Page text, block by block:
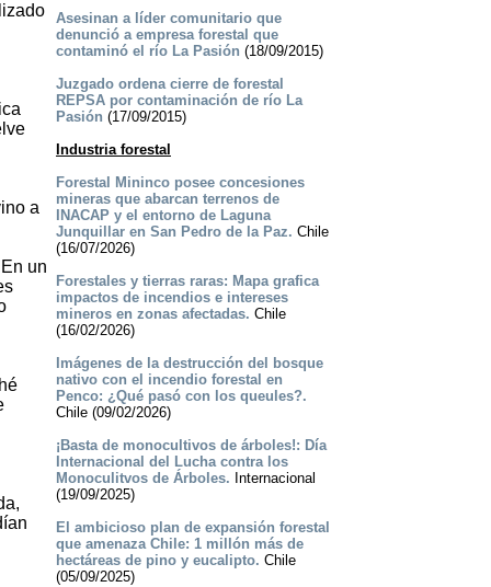
a
un
Asesinan a líder comunitario que
denunció a empresa forestal que
contaminó el río La Pasión (18/09/2015)
Juzgado ordena cierre de forestal
REPSA por contaminación de río La
Pasión (17/09/2015)
Industria forestal
Forestal Mininco posee concesiones
mineras que abarcan terrenos de
INACAP y el entorno de Laguna
Junquillar en San Pedro de la Paz. Chile
(16/07/2026)
Forestales y tierras raras: Mapa grafica
impactos de incendios e intereses
mineros en zonas afectadas. Chile
(16/02/2026)
Imágenes de la destrucción del bosque
nativo con el incendio forestal en
Penco: ¿Qué pasó con los queules?.
Chile (09/02/2026)
¡Basta de monocultivos de árboles!: Día
Internacional del Lucha contra los
Monoculitvos de Árboles. Internacional
(19/09/2025)
El ambicioso plan de expansión forestal
que amenaza Chile: 1 millón más de
hectáreas de pino y eucalipto. Chile
(05/09/2025)